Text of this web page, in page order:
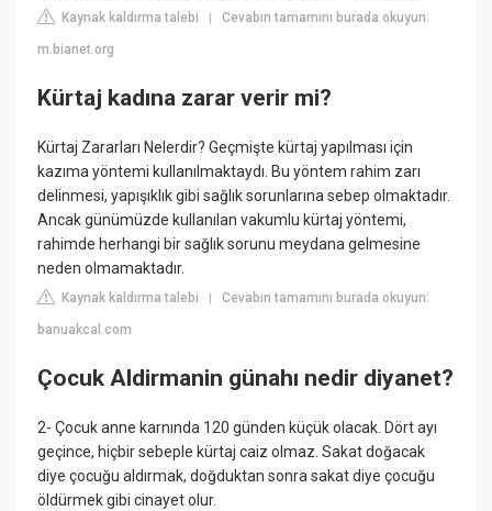
Kaynak kaldırma talebi |Cevabın tamamını burada okuyun:
m.bianet.org
Kürtaj kadına zarar verir mi?
Kürtaj Zararları Nelerdir? Geçmişte kürtaj yapılması için
kazıma yöntemi kullanılmaktaydı. Bu yöntem rahim zarı
delinmesi, yapışıklık gibi sağlık sorunlarına sebep olmaktadır.
Ancak günümüzde kullanılan vakumlu kürtaj yöntemi,
rahimde herhangi bir sağlık sorunu meydana gelmesine
neden olmamaktadır.
Kaynak kaldırma talebi |Cevabın tamamını burada okuyun:
banuakcal.com
Çocuk Aldirmanin günahı nedir diyanet?
2- Çocuk anne karnında 120 günden küçük olacak. Dört ayı
geçince, hiçbir sebeple kürtaj caiz olmaz. Sakat doğacak
diye çocuğu aldırmak, doğduktan sonra sakat diye çocuğu
öldürmek gibi cinayet olur.